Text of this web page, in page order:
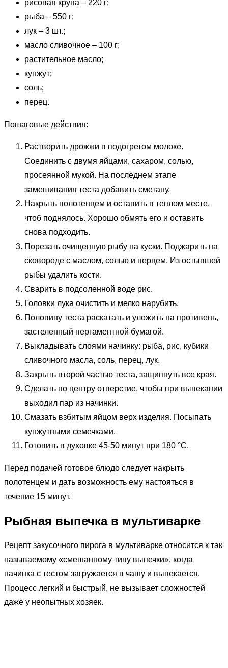
рисовая крупа – 220 г;
рыба – 550 г;
лук – 3 шт.;
масло сливочное – 100 г;
растительное масло;
кунжут;
соль;
перец.
Пошаговые действия:
Растворить дрожжи в подогретом молоке.
Соединить с двумя яйцами, сахаром, солью,
просеянной мукой. На последнем этапе
замешивания теста добавить сметану.
Накрыть полотенцем и оставить в теплом месте,
чтоб поднялось. Хорошо обмять его и оставить
снова подходить.
Порезать очищенную рыбу на куски. Поджарить на
сковороде с маслом, солью и перцем. Из остывшей
рыбы удалить кости.
Сварить в подсоленной воде рис.
Головки лука очистить и мелко нарубить.
Половину теста раскатать и уложить на противень,
застеленный пергаментной бумагой.
Выкладывать слоями начинку: рыба, рис, кубики
сливочного масла, соль, перец, лук.
Закрыть второй частью теста, защипнуть все края.
Сделать по центру отверстие, чтобы при выпекании
выходил пар из начинки.
Смазать взбитым яйцом верх изделия. Посыпать
кунжутными семечками.
Готовить в духовке 45-50 минут при 180 °C.
Перед подачей готовое блюдо следует накрыть
полотенцем и дать возможность ему настояться в
течение 15 минут.
Рыбная выпечка в мультиварке
Рецепт закусочного пирога в мультиварке относится к так
называемому «смешанному типу выпечки», когда
начинка с тестом загружается в чашу и выпекается.
Процесс легкий и быстрый, не вызывает сложностей
даже у неопытных хозяек.